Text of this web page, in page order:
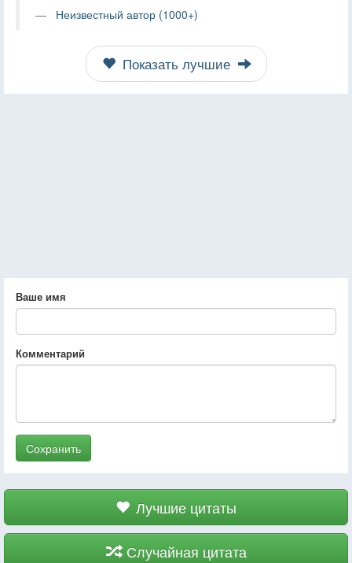
Неизвестный автор (1000+)
Показать лучшие
Ваше имя
Комментарий
Сохранить
Лучшие цитаты
Случайная цитата